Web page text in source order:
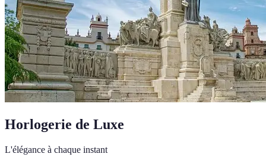
Horlogerie de Luxe
L'élégance à chaque instant